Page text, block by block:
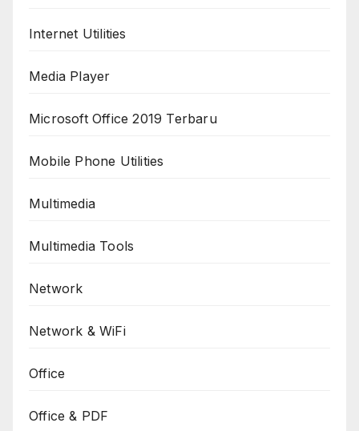
Internet Utilities
Media Player
Microsoft Office 2019 Terbaru
Mobile Phone Utilities
Multimedia
Multimedia Tools
Network
Network & WiFi
Office
Office & PDF